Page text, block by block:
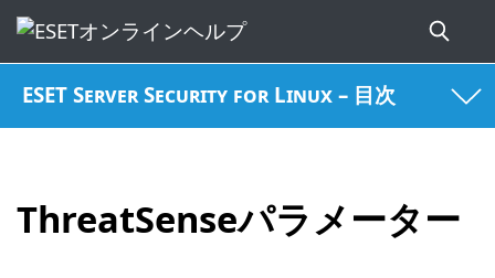
ESET Server Security for Linux – 目次
ThreatSenseパラメーター